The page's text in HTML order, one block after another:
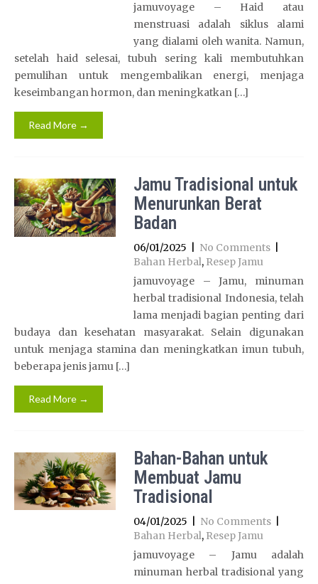
jamuvoyage – Haid atau
menstruasi adalah siklus alami
yang dialami oleh wanita. Namun,
setelah haid selesai, tubuh sering kali membutuhkan
pemulihan untuk mengembalikan energi, menjaga
keseimbangan hormon, dan meningkatkan […]
Read More →
Jamu Tradisional untuk
Menurunkan Berat
Badan
06/01/2025 No Comments
Bahan Herbal, Resep Jamu
jamuvoyage – Jamu, minuman
herbal tradisional Indonesia, telah
lama menjadi bagian penting dari
budaya dan kesehatan masyarakat. Selain digunakan
untuk menjaga stamina dan meningkatkan imun tubuh,
beberapa jenis jamu […]
Read More →
Bahan-Bahan untuk
Membuat Jamu
Tradisional
04/01/2025 No Comments
Bahan Herbal, Resep Jamu
jamuvoyage – Jamu adalah
minuman herbal tradisional yang